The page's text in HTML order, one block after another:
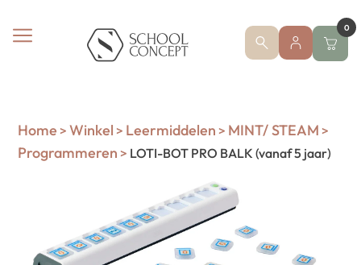
0
Home > Winkel > Leermiddelen > MINT/ STEAM >
Programmeren > LOTI-BOT PRO BALK (vanaf 5 jaar)